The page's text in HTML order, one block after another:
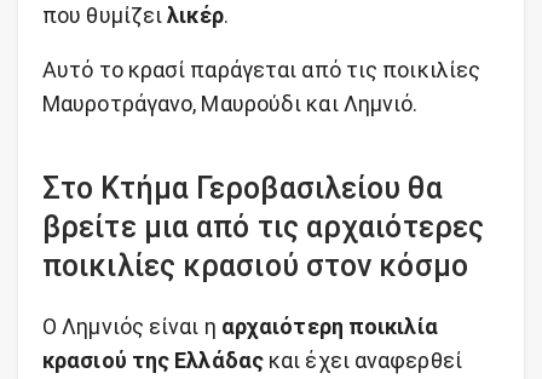
που θυμίζειλικέρ.
Αυτό το κρασί παράγεται από τις ποικιλίες
Μαυροτράγανο, Μαυρούδι και Λημνιό.
Στο Κτήμα Γεροβασιλείου θα
βρείτε μια από τις αρχαιότερες
ποικιλίες κρασιού στον κόσμο
Ο Λημνιός είναι η αρχαιότερη ποικιλία
κρασιού της Ελλάδαςκαι έχει αναφερθεί